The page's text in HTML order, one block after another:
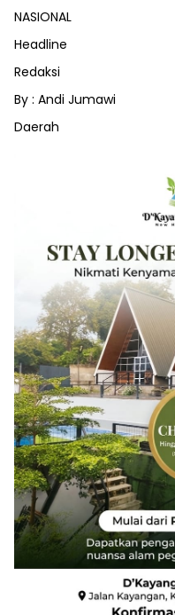
NASIONAL
Headline
Redaksi
By : Andi Jumawi
Daerah